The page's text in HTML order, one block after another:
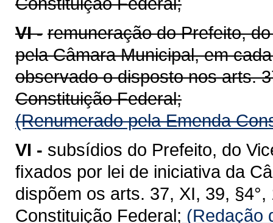
VI - remuneração do Prefeito,
pela Câmara Municipal, em
observado o disposto nos arts.
Constituição Federal;
(Renumerado pela Emenda
VI - subsídios do Prefeito, do
ﬁxados por lei de iniciativa da
dispõem os arts. 37, XI, 39,
Constituição Federal; (Redação